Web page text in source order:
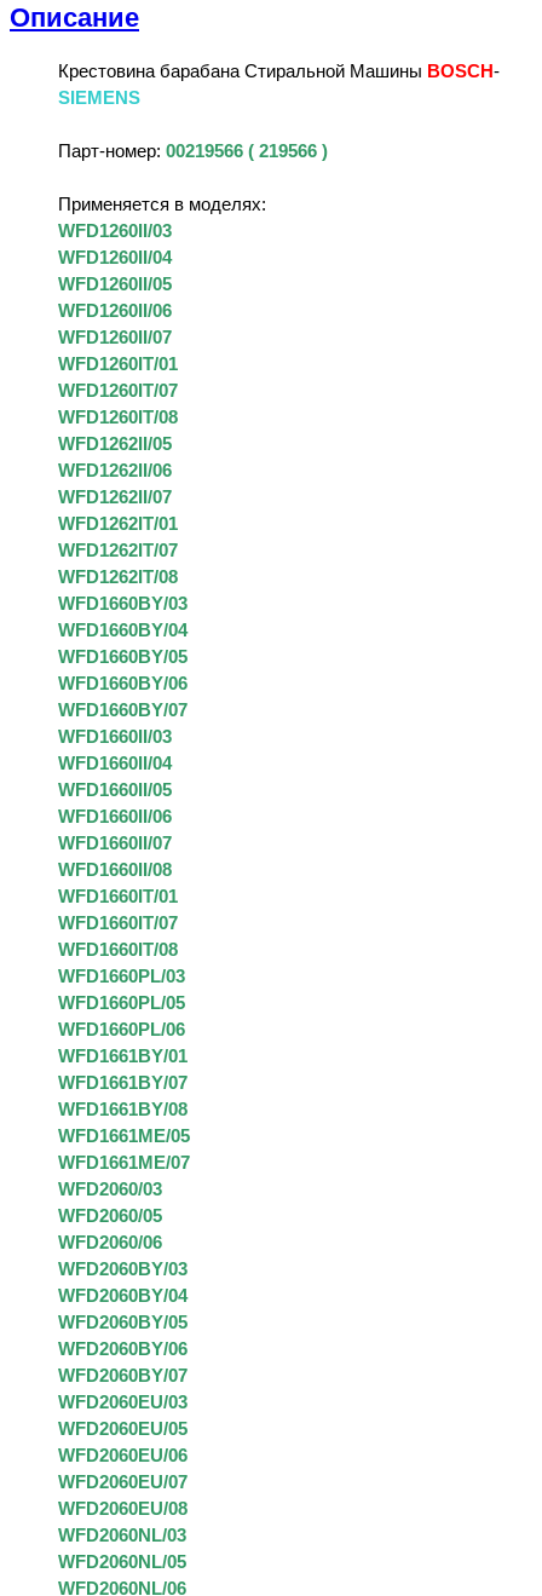
Описание
Крестовина барабана Стиральной Машины BOSCH-
SIEMENS
Парт-номер: 00219566 ( 219566 )
Применяется в моделях:
WFD1260II/03
WFD1260II/04
WFD1260II/05
WFD1260II/06
WFD1260II/07
WFD1260IT/01
WFD1260IT/07
WFD1260IT/08
WFD1262II/05
WFD1262II/06
WFD1262II/07
WFD1262IT/01
WFD1262IT/07
WFD1262IT/08
WFD1660BY/03
WFD1660BY/04
WFD1660BY/05
WFD1660BY/06
WFD1660BY/07
WFD1660II/03
WFD1660II/04
WFD1660II/05
WFD1660II/06
WFD1660II/07
WFD1660II/08
WFD1660IT/01
WFD1660IT/07
WFD1660IT/08
WFD1660PL/03
WFD1660PL/05
WFD1660PL/06
WFD1661BY/01
WFD1661BY/07
WFD1661BY/08
WFD1661ME/05
WFD1661ME/07
WFD2060/03
WFD2060/05
WFD2060/06
WFD2060BY/03
WFD2060BY/04
WFD2060BY/05
WFD2060BY/06
WFD2060BY/07
WFD2060EU/03
WFD2060EU/05
WFD2060EU/06
WFD2060EU/07
WFD2060EU/08
WFD2060NL/03
WFD2060NL/05
WFD2060NL/06